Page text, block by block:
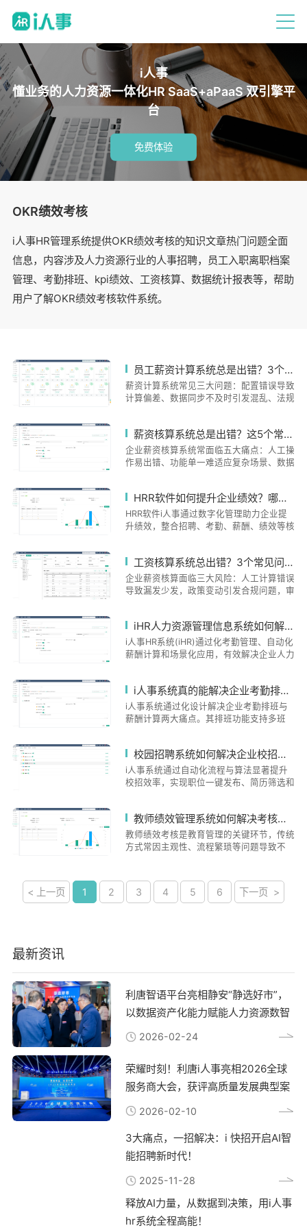
i人事
懂业务的人力资源一体化HR SaaS+aPaaS 双引擎平
台
免费体验
OKR绩效考核
i人事HR管理系统提供OKR绩效考核的知识文章热门问题全面
信息，内容涉及人力资源行业的人事招聘，员工入职离职档案
管理、考勤排班、kpi绩效、工资核算、数据统计报表等，帮助
用户了解OKR绩效考核软件系统。
员工薪资计算系统总是出错？3个常见问题及解决方案大揭秘
薪资计算系统常见三大问题：配置错误导致
计算偏差、数据同步不及时引发混乱、法规
功能，有效解决这些问题，确保薪酬计算的
准确性和合规性，已服务超10万家企业。
薪资核算系统总是出错？这5个常见问题90%的企业都在犯
企业薪资核算系统常面临五大痛点：人工操
作易出错、功能单一难适应复杂场景、数据
统通过自动化数据采集、自定义薪资模板、
实时数据互通、政策动态监测和操作指引等
解决方案，有效提升薪资核算的准确性和效
保持与政策法规同步更新。
HRR软件如何提升企业绩效？哪款HRR系统适合你的公司？
HRR软件i人事通过数字化管理助力企业提
升绩效，整合招聘、考勤、薪酬、绩效等核
化绩效考核，满足连锁零售、制造业、金融
等差异化需求。i人事提供一体化解决方
案，具备数据、移动端操作和适配优势，已
过标准化流程和数据透明化，实现企业管理
效率与员工满意度的双重提升。
工资核算系统总出错？3个常见问题90%企业都踩过坑！
企业薪资核算面临三大风险：人工计算错误
导致漏发少发，政策变动引发合规问题，审
审批流程，可降低80%计算错误率，减少
90%合规风险，提升50%核算效率。选择薪
资系统需关注数据对接能力、政策适配性和
iHR人力资源管理信息系统如何解决企业考勤排班与薪酬计算难题？
i人事HR系统(iHR)通过化考勤管理、自动化
薪酬计算和场景化应用，有效解决企业人力
自动关联考勤绩效数据，计算准确率达。适
用于连锁企业、跨国公司和制造业等场景，
帮助企业降低30%人力成本，提升员工满意
化转型。
i人事系统真的能解决企业考勤排班和薪酬计算难题吗？
i人事系统通过化设计解决企业考勤排班与
薪酬计算两大痛点。其排班功能支持多班
能3分钟完成5000人薪资计算，内置全国
社保政策库确保合规。系统适配制造业、连
锁等，提供员工自助服务减轻HR负担。实
避了超时用工风险。i人事以全流程数据互
通、灵活适配复杂场景和降低管理风险三大
优势，助力企业实现人力资源管理数字化转
型。
校园招聘系统如何解决企业校招效率低、简历筛选难、学生体验差三大痛点？
i人事系统通过自动化流程与算法显著提升
校招效率，实现职位一键发布、简历筛选和
集成性格测评工具提升人才匹配精确度。在
优化学生体验方面，提供全流程透明化设计
和长期人才库管理，通过个性化沟通策略增
未来将向更化方向发展，引入AI面试评估和
虚拟现实技术，助力企业构建高效校招体
系，实现从招聘到人才发展的全周期支持。
教师绩效管理系统如何解决考核不公与效率低下的难题？
教师绩效考核是教育管理的关键环节，传统
方式常因主观性、流程繁琐等问题导致不
统支持多维度指标量化、自动数据采集、实
时反馈，提升考核效率和公正性。同时提供
< 上一页 1 2 3 4 5 6 下一页 >
最新资讯
利唐智语平台亮相静安“静选好市”，
以数据资产化能力赋能人力资源数智
转型
2026-02-24
荣耀时刻！利唐i人事亮相2026全球
服务商大会，获评高质量发展典型案
例
2026-02-10
3大痛点，一招解决：i 快招开启AI智
能招聘新时代！
2025-11-28
释放AI力量，从数据到决策，用i人事
hr系统全程高能！